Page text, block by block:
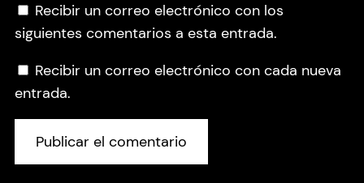
Recibir un correo electrónico con los
siguientes comentarios a esta entrada.
Recibir un correo electrónico con cada nueva
entrada.